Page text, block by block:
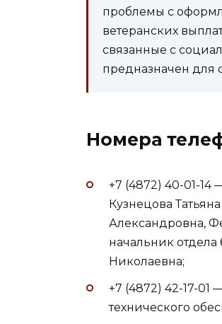
проблемы с
ветеранских
связанные с
предназначен для
Номера
+7 (4872) 40-01-
Кузнецова
Александровна,
начальник отдела
Николаевна;
+7 (4872) 42-17-01
технического